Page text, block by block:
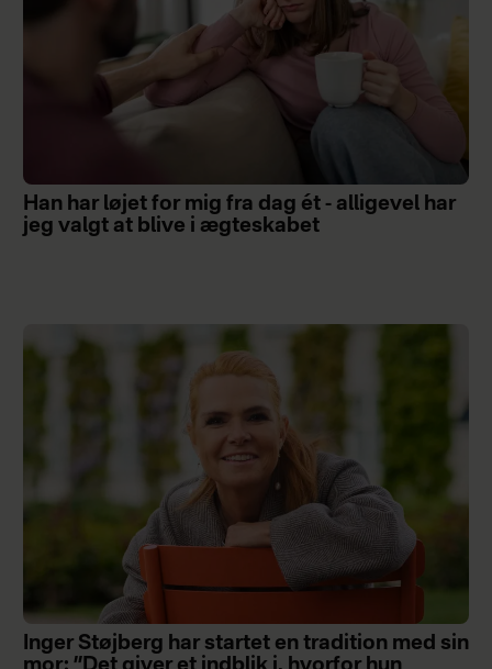
Han har løjet for mig fra dag ét - alligevel har
jeg valgt at blive i ægteskabet
Inger Støjberg har startet en tradition med sin